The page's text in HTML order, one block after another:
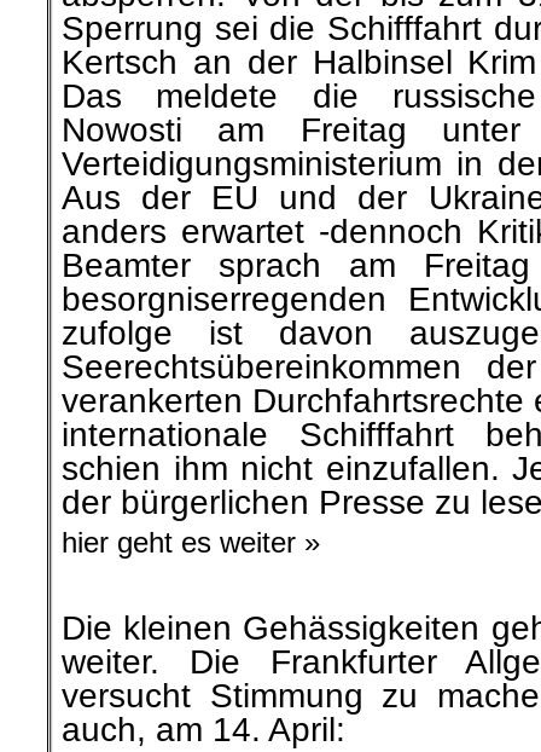
Sperrung sei die Schifffahrt
Kertsch an der Halbinsel
Das meldete die
Nowosti am Freitag
Verteidigungsministerium in
Aus der EU und der
anders erwartet -dennoch
Beamter sprach am
besorgniserregenden
zufolge ist davon
Seerechtsübereinkommen
verankerten Durchfahrtsrechte
internationale Schifffahrt
schien ihm nicht einzufallen.
der bürgerlichen Presse zu
hier geht es weiter »
Die kleinen Gehässigkeiten
weiter. Die Frankfurter
versucht Stimmung zu
auch, am 14. April: